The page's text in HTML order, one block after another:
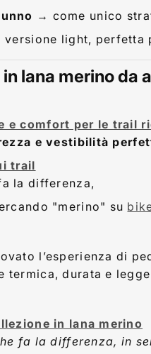
→ come unico
versione light, perfetta
in lana merino da
e comfort per le trail
e vestibilità
trail
la differenza,
"merino" su
l’esperienza di
termica, durata e
in lana merino
fa la differenza, in